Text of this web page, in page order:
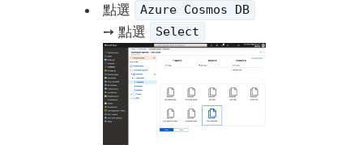
點選 Azure Cosmos DB
➙ 點選 Select